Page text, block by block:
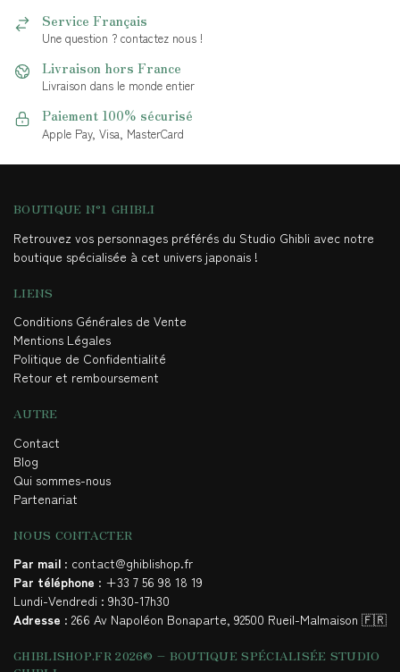
Service Français
Une question ? contactez nous !
Livraison hors France
Livraison dans le monde entier
Paiement 100% sécurisé
Apple Pay, Visa, MasterCard
BOUTIQUE N°1 GHIBLI
Retrouvez vos personnages préférés du Studio Ghibli avec notre
boutique spécialisée à cet univers japonais !
LIENS
Conditions Générales de Vente
Mentions Légales
Politique de Confidentialité
Retour et remboursement
AUTRE
Contact
Blog
Qui sommes-nous
Partenariat
NOUS CONTACTER
Par mail : contact@ghiblishop.fr
Par téléphone : +33 7 56 98 18 19
Lundi-Vendredi : 9h30-17h30
Adresse : 266 Av Napoléon Bonaparte, 92500 Rueil-Malmaison 🇫🇷
GHIBLISHOP.FR 2026© – BOUTIQUE SPÉCIALISÉE STUDIO